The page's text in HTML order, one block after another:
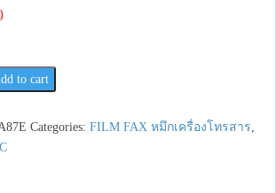
to cart
Categories: FILM FAX หมึกเครื่องโทรสาร,